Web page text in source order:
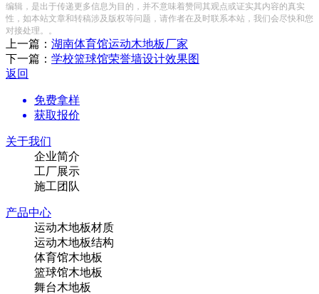
编辑，是出于传递更多信息为目的，并不意味着赞同其观点或证实其内容的真实
性，如本站文章和转稿涉及版权等问题，请作者在及时联系本站，我们会尽快和您
对接处理。。
上一篇： 湖南体育馆运动木地板厂家
下一篇： 学校篮球馆荣誉墙设计效果图
返回
免费拿样
获取报价
关于我们
企业简介
工厂展示
施工团队
产品中心
运动木地板材质
运动木地板结构
体育馆木地板
篮球馆木地板
舞台木地板